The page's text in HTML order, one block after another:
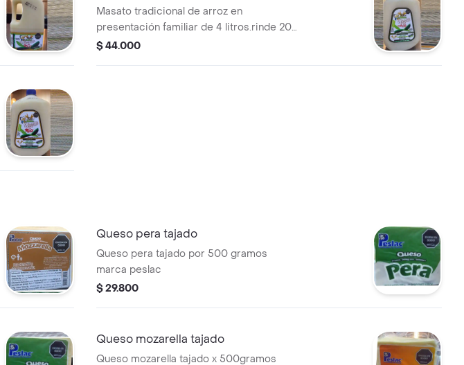
Masato tradicional de arroz en
presentación familiar de 4 litros.rinde 20
vasos 7 onzas
$ 44.000
Queso pera tajado
Queso pera tajado por 500 gramos
marca peslac
$ 29.800
Queso mozarella tajado
Queso mozarella tajado x 500gramos